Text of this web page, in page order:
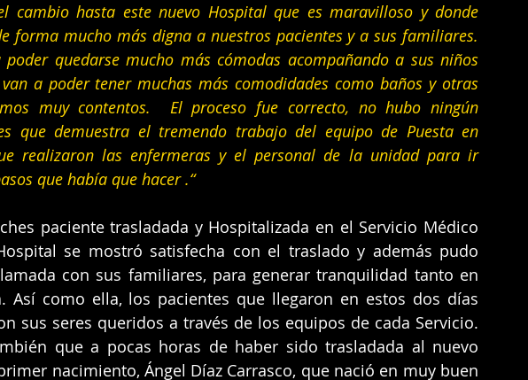
cambio hasta este nuevo Hospital que es maravilloso y donde
forma mucho más digna a nuestros pacientes y a sus familiares.
quedarse mucho más cómodas acompañando a sus niños
a poder tener muchas más comodidades como baños y otras
muy contentos.  El proceso fue correcto, no hubo ningún
que demuestra el tremendo trabajo del equipo de Puesta en
realizaron las enfermeras y el personal de la unidad para ir
que había que hacer .“
paciente trasladada y Hospitalizada en el Servicio Médico
se mostró satisfecha con el traslado y además pudo
con sus familiares, para generar tranquilidad tanto en
Así como ella, los pacientes que llegaron en estos dos días
sus seres queridos a través de los equipos de cada Servicio.
que a pocas horas de haber sido trasladada al nuevo
nacimiento, Ángel Díaz Carrasco, que nació en muy buen